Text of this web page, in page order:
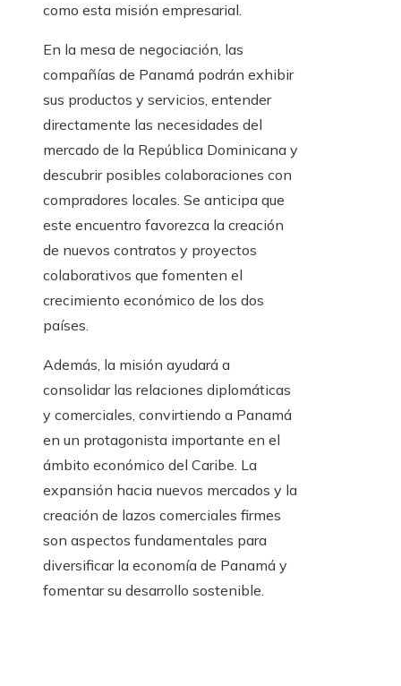
como esta misión empresarial.
En la mesa de negociación, las
compañías de Panamá podrán exhibir
sus productos y servicios, entender
directamente las necesidades del
mercado de la República Dominicana y
descubrir posibles colaboraciones con
compradores locales. Se anticipa que
este encuentro favorezca la creación
de nuevos contratos y proyectos
colaborativos que fomenten el
crecimiento económico de los dos
países.
Además, la misión ayudará a
consolidar las relaciones diplomáticas
y comerciales, convirtiendo a Panamá
en un protagonista importante en el
ámbito económico del Caribe. La
expansión hacia nuevos mercados y la
creación de lazos comerciales firmes
son aspectos fundamentales para
diversificar la economía de Panamá y
fomentar su desarrollo sostenible.